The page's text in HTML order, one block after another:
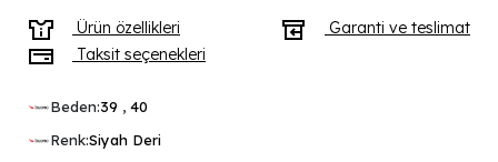
Ürün özellikleri
Garanti ve teslimat
Taksit seçenekleri
Beden:39 , 40
Renk:Siyah Deri